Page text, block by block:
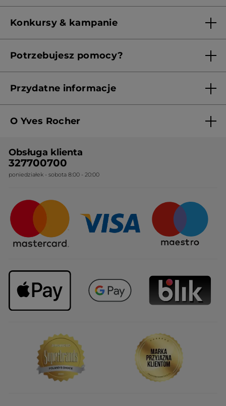
Konkursy & kampanie
Potrzebujesz pomocy?
Przydatne informacje
Polityka prywatności
Cennik
Ogólne warunki sprzedaży
Sposoby dostawy
Upominki firmowe
O Yves Rocher
Nasza wiedza botaniczna
Nasze zobowiązania
Najczęstsze pytania
Obsługa klienta
327700700
poniedziałek - sobota 8:00 - 20:00